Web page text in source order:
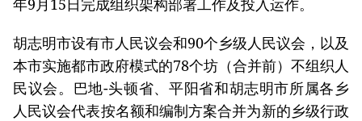
年9月15日完成组织架构部署工作及投入运作。
胡志明市设有市人民议会和90个乡级人民议会，以及
本市实施都市政府模式的78个坊（合并前）不组织人
民议会。巴地-头顿省、平阳省和胡志明市所属各乡
人民议会代表按名额和编制方案合并为新的乡级行政